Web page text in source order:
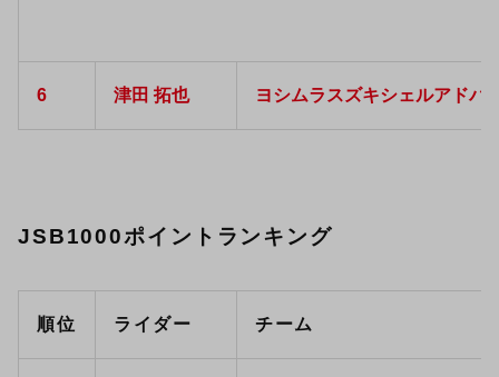
6 津田 拓也 ヨシムラスズキシェルアドバ
JSB1000ポイントランキング
順位 ライダー チーム